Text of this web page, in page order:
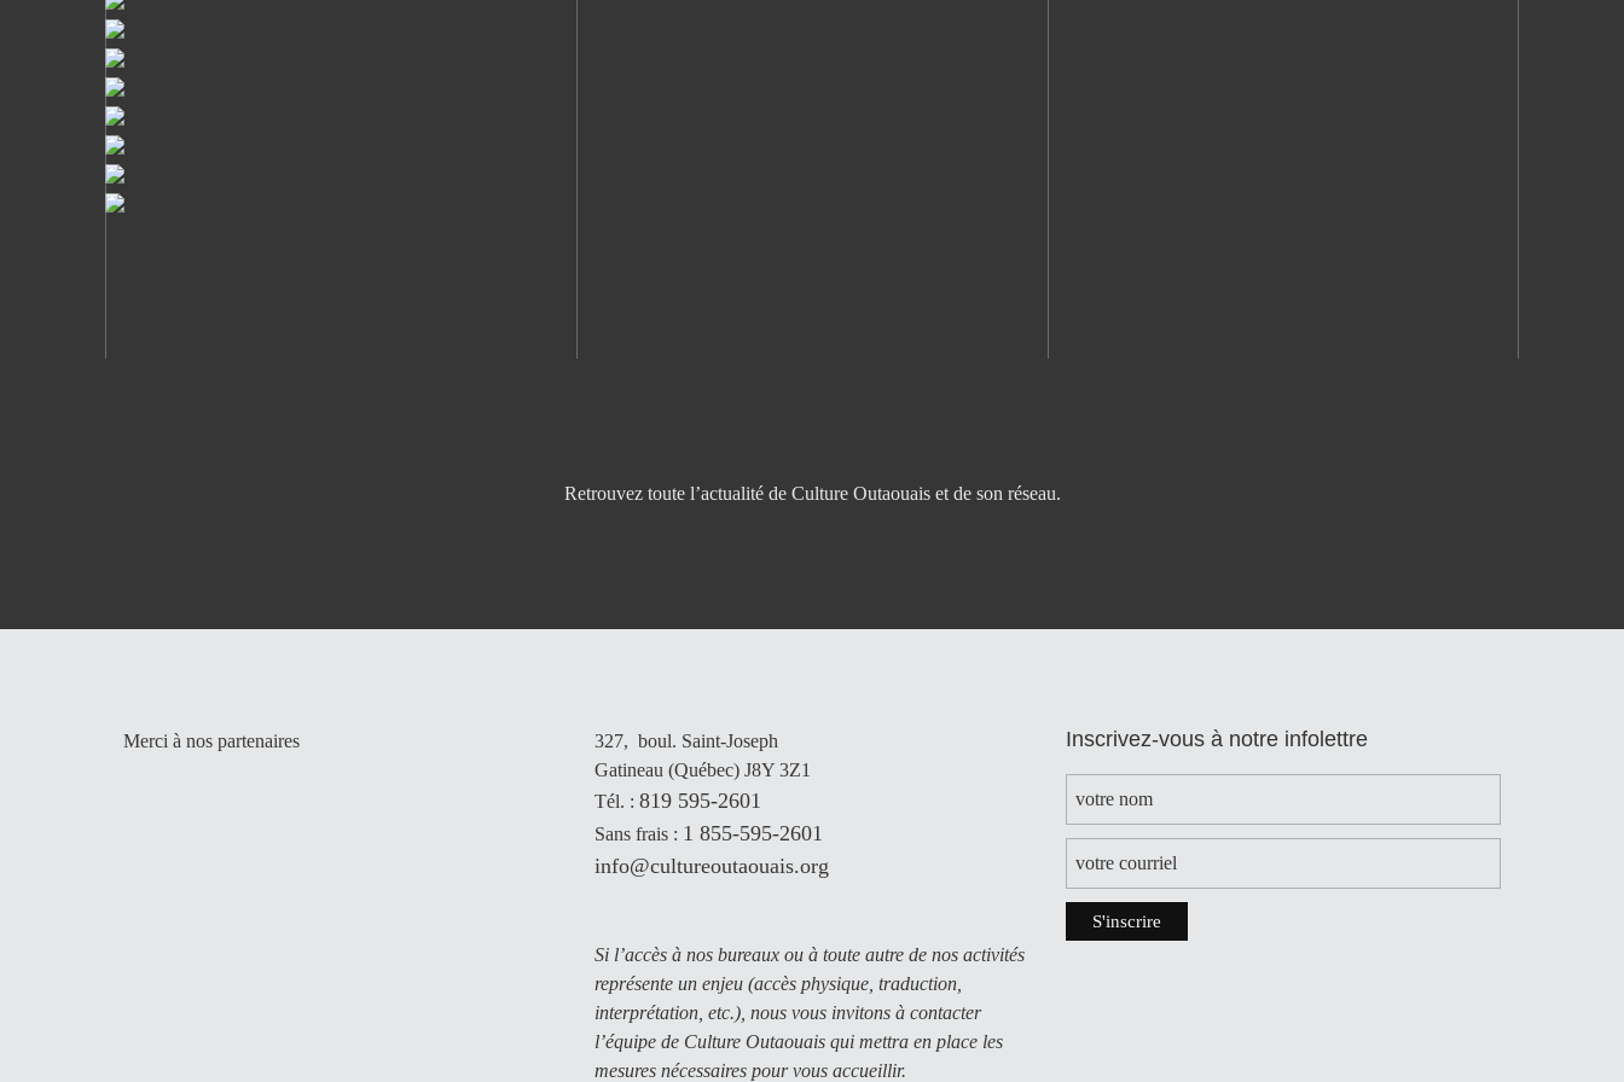
Retrouvez toute l’actualité de Culture Outaouais et de son réseau.
Merci à nos partenaires
327, boul. Saint-Joseph
Gatineau (Québec) J8Y 3Z1
Tél. : 819 595-2601
Sans frais : 1 855-595-2601
info@cultureoutaouais.org
Si l’accès à nos bureaux ou à toute autre de nos activités
représente un enjeu (accès physique, traduction,
interprétation, etc.), nous vous invitons à contacter
l’équipe de Culture Outaouais qui mettra en place les
mesures nécessaires pour vous accueillir.
Inscrivez-vous à notre infolettre